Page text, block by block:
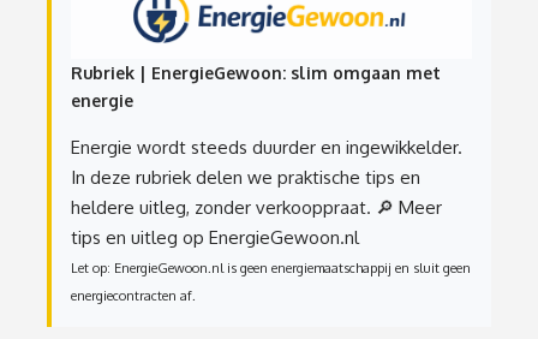
Rubriek | EnergieGewoon: slim omgaan met
energie
Energie wordt steeds duurder en ingewikkelder.
In deze rubriek delen we praktische tips en
heldere uitleg, zonder verkooppraat. 🔎 Meer
tips en uitleg op EnergieGewoon.nl
Let op: EnergieGewoon.nl is geen energiemaatschappij en sluit geen
energiecontracten af.